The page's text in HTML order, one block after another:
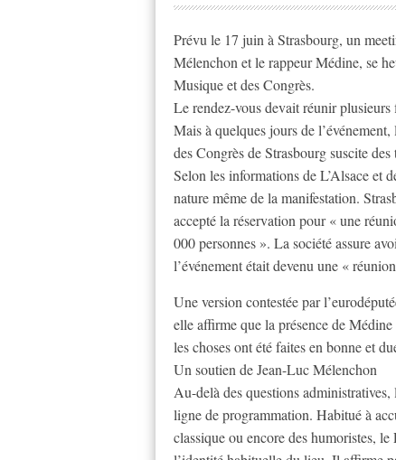
Prévu le 17 juin à Strasbourg, un
Mélenchon et le rappeur Médine, se
Musique et des Congrès.
Le rendez-vous devait réunir
Mais à quelques jours de
des Congrès de Strasbourg suscite
Selon les informations de L’Alsace et
nature même de la manifestation.
accepté la réservation pour « une
000 personnes ». La société assure
l’événement était devenu une «
Une version contestée par
elle affirme que la présence de
les choses ont été faites en bonne et
Un soutien de Jean-Luc Mélenchon
Au-delà des questions
ligne de programmation. Habitué à
classique ou encore des humoristes,